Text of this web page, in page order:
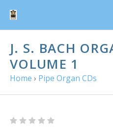
J. S. BACH
VOLUME 1
Home › Pipe Organ CDs